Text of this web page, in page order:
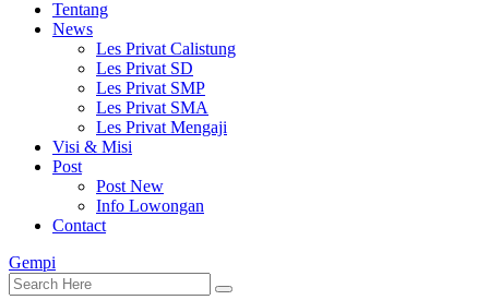
Tentang
News
Les Privat Calistung
Les Privat SD
Les Privat SMP
Les Privat SMA
Les Privat Mengaji
Visi & Misi
Post
Post New
Info Lowongan
Contact
Gempi